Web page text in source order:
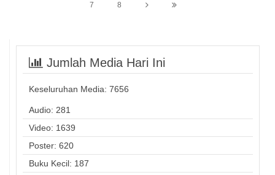
7 8
Jumlah Media Hari Ini
Keseluruhan Media: 7656
Audio: 281
Video: 1639
Poster: 620
Buku Kecil: 187